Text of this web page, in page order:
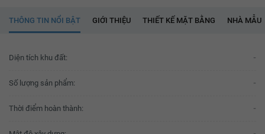
THÔNG TIN NỔI BẬT GIỚI THIỆU THIẾT KẾ MẶT BẰNG NHÀ MẪU
Diện tích khu đất: -
Số lượng sản phẩm: -
Thời điểm hoàn thành: -